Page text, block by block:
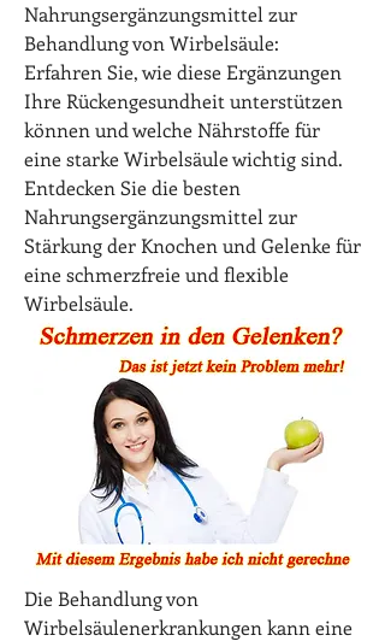
Nahrungsergänzungsmittel zur
Behandlung von Wirbelsäule:
Erfahren Sie, wie diese Ergänzungen
Ihre Rückengesundheit unterstützen
können und welche Nährstoffe für
eine starke Wirbelsäule wichtig sind.
Entdecken Sie die besten
Nahrungsergänzungsmittel zur
Stärkung der Knochen und Gelenke für
eine schmerzfreie und flexible
Wirbelsäule.
Die Behandlung von
Wirbelsäulenerkrankungen kann eine